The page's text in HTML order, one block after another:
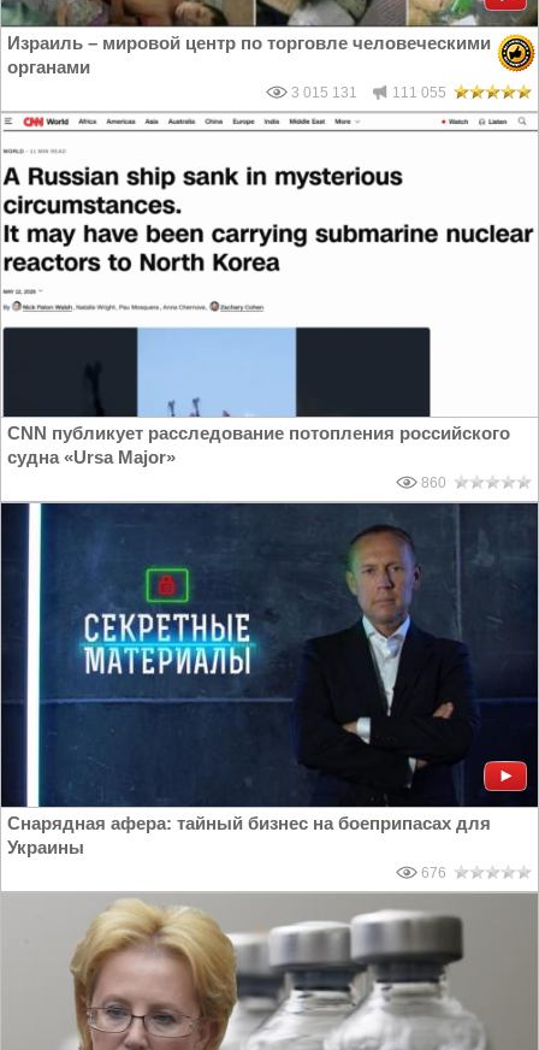
Израиль – мировой центр по торговле человеческими
органами
3 015 131 111 055
CNN публикует расследование потопления российского
судна «Ursa Major»
860
Снарядная афера: тайный бизнес на боеприпасах для
Украины
676